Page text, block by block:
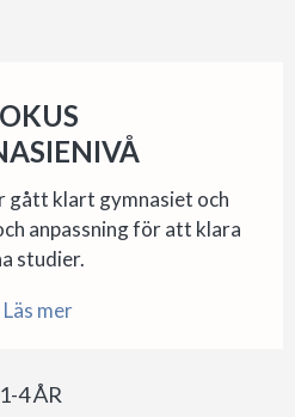
gått klart gymnasiet och
anpassning för att klara
studier.
Läs mer
1-4 ÅR